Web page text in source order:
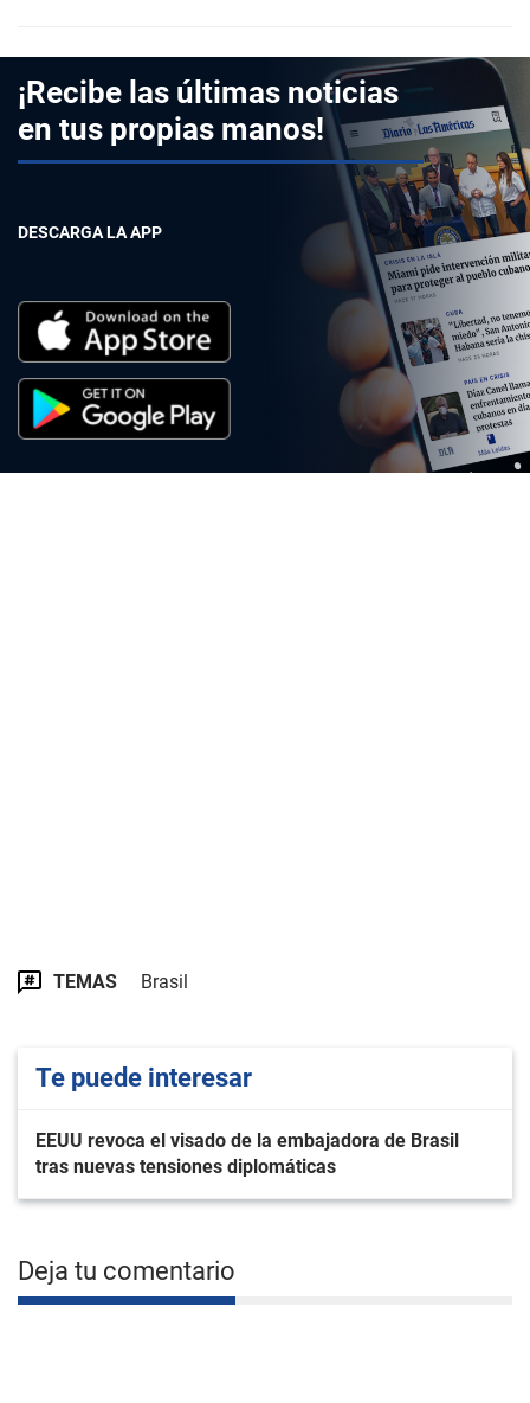
¡Recibe las últimas noticias
en tus propias manos!
DESCARGA LA APP
TEMAS Brasil
Te puede interesar
EEUU revoca el visado de la embajadora de Brasil
tras nuevas tensiones diplomáticas
Deja tu comentario